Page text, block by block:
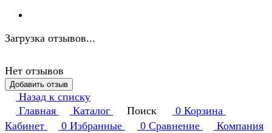
Загрузка отзывов...
Нет отзывов
Добавить отзыв
Назад к списку
Главная
Каталог Поиск 0 Корзина
Кабинет
0 Избранные 0 Сравнение
Компания